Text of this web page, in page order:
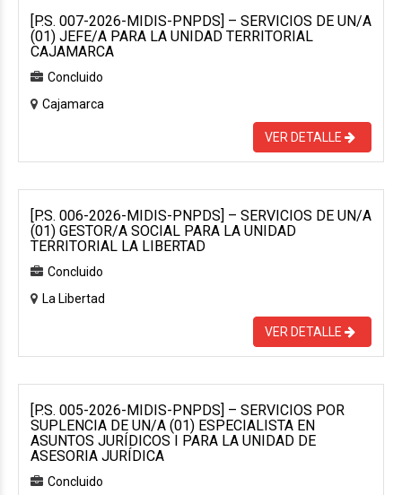
[P.S. 007-2026-MIDIS-PNPDS] – SERVICIOS DE UN/A
(01) JEFE/A PARA LA UNIDAD TERRITORIAL
CAJAMARCA
Concluido
Cajamarca
VER DETALLE
[P.S. 006-2026-MIDIS-PNPDS] – SERVICIOS DE UN/A
(01) GESTOR/A SOCIAL PARA LA UNIDAD
TERRITORIAL LA LIBERTAD
Concluido
La Libertad
VER DETALLE
[P.S. 005-2026-MIDIS-PNPDS] – SERVICIOS POR
SUPLENCIA DE UN/A (01) ESPECIALISTA EN
ASUNTOS JURÍDICOS I PARA LA UNIDAD DE
ASESORIA JURÍDICA
Concluido